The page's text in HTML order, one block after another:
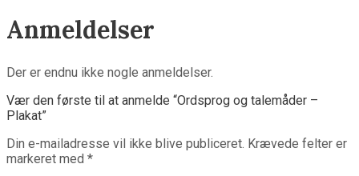
Anmeldelser
Der er endnu ikke nogle anmeldelser.
Vær den første til at anmelde “Ordsprog og talemåder –
Plakat”
Din e-mailadresse vil ikke blive publiceret. Krævede felter er
markeret med *